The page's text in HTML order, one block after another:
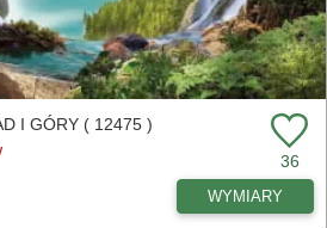
I GÓRY ( 12475 )
36
WYMIARY